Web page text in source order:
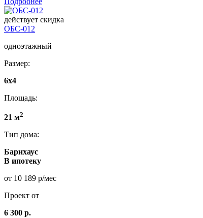
действует скидка
ОБС-012
одноэтажный
Размер:
6х4
Площадь:
21 м2
Тип дома:
Барнхаус
В ипотеку
от 10 189 р/мес
Проект от
6 300 р.